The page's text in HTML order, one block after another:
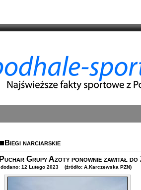
Biegi narciarskie
Puchar Grupy Azoty ponownie zawitał
dodano: 12 Lutego 2023 (źródło: A.Karczewska PZN)